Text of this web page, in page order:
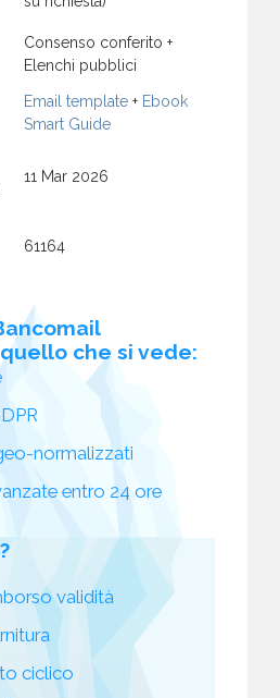
Consenso conferito +
Elenchi pubblici
Email template + Ebook
Smart Guide
11 Mar 2026
61164
che si vede:
normalizzati
entro 24 ore
validità
ciclico